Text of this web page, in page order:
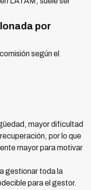
por
según el
mayor dificultad
por lo que
mayor para motivar
gestionar toda la
para el gestor.